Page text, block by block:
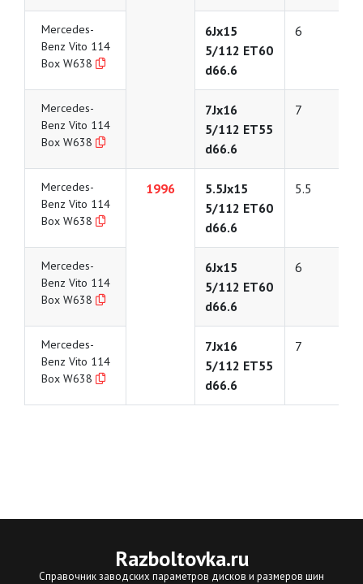
Mercedes-
Benz Vito 114
Box W638
6Jx15
5/112 ET60
d66.6
6
Mercedes-
Benz Vito 114
Box W638
7Jx16
5/112 ET55
d66.6
7
Mercedes-
Benz Vito 114
Box W638
1996
5.5Jx15
5/112 ET60
d66.6
5.5
Mercedes-
Benz Vito 114
Box W638
6Jx15
5/112 ET60
d66.6
6
Mercedes-
Benz Vito 114
Box W638
7Jx16
5/112 ET55
d66.6
7
Razboltovka.ru
Справочник заводских параметров дисков и размеров шин